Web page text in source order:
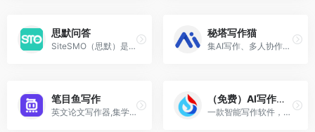
思默问答
SiteSMO（思默）是一个综合性的AI应用平台，提供广泛的实用工具和服务。
秘塔写作猫
集AI写作、多人协作、文本校对、改写润色、自动配图等功能为一体AI Native内容创作平台 一分钟了解如何使用 快速访问 新建文档 从空文本起草 AI写作 让AI辅助您高效写作
笔目鱼写作
英文论文写作器,集学科翻译,学科润色改写等功能为一体的云端论文写作器。
（免费）AI写作工具
一款智能写作软件，集选题，写作，配图，排版，润色，发布，数据分析等一体的内容运营工作平台